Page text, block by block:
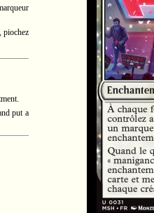
piochez
put a